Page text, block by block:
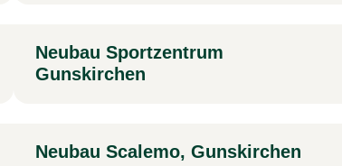
Neubau Sportzentrum
Gunskirchen
Neubau Scalemo, Gunskirchen